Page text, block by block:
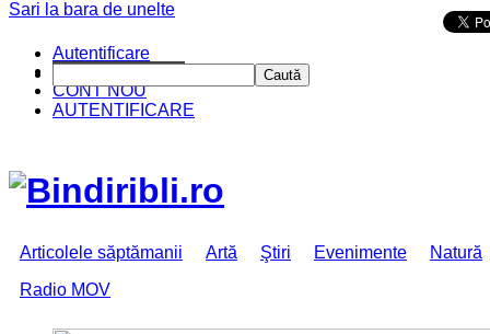
CINE SUNTEM?
CONT NOU
AUTENTIFICARE
Articolele săptămanii Artă Ştiri Evenimente
Natură
Radio MOV
Sari la bara de unelte
Autentificare
Caută